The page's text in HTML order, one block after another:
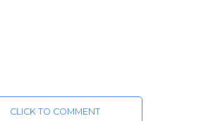
CLICK TO COMMENT